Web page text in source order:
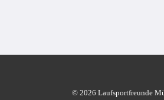
© 2026 Laufsportfreunde